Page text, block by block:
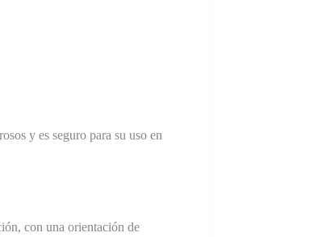
y es seguro para su uso en
con una orientación de